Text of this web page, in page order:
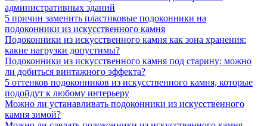
административных зданий
5 причин заменить пластиковые подоконники на
подоконники из искусственного камня
Подоконники из искусственного камня как зона хранения:
какие нагрузки допустимы?
Подоконники из искусственного камня под старину: можно
ли добиться винтажного эффекта?
5 оттенков подоконников из искусственного камня, которые
подойдут к любому интерьеру
Можно ли устанавливать подоконники из искусственного
камня зимой?